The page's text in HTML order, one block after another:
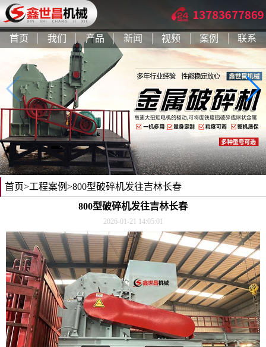
首页 我们 产品 新闻 视频 案例 联系
首页>工程案例 >800型破碎机发往吉林长春
800型破碎机发往吉林长春
2026-01-21 14:05:01